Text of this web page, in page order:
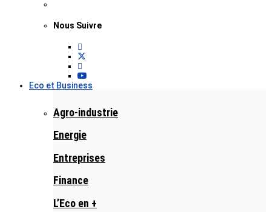
Nous Suivre
Eco et Business
Agro-industrie
Energie
Entreprises
Finance
L’Eco en +